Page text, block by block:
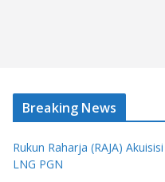
Breaking News
Rukun Raharja (RAJA)
LNG PGN